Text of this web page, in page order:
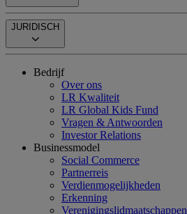
JURIDISCH
Bedrijf
Over ons
LR Kwaliteit
LR Global Kids Fund
Vragen & Antwoorden
Investor Relations
Businessmodel
Social Commerce
Partnerreis
Verdienmogelijkheden
Erkenning
Verenigingslidmaatschappen